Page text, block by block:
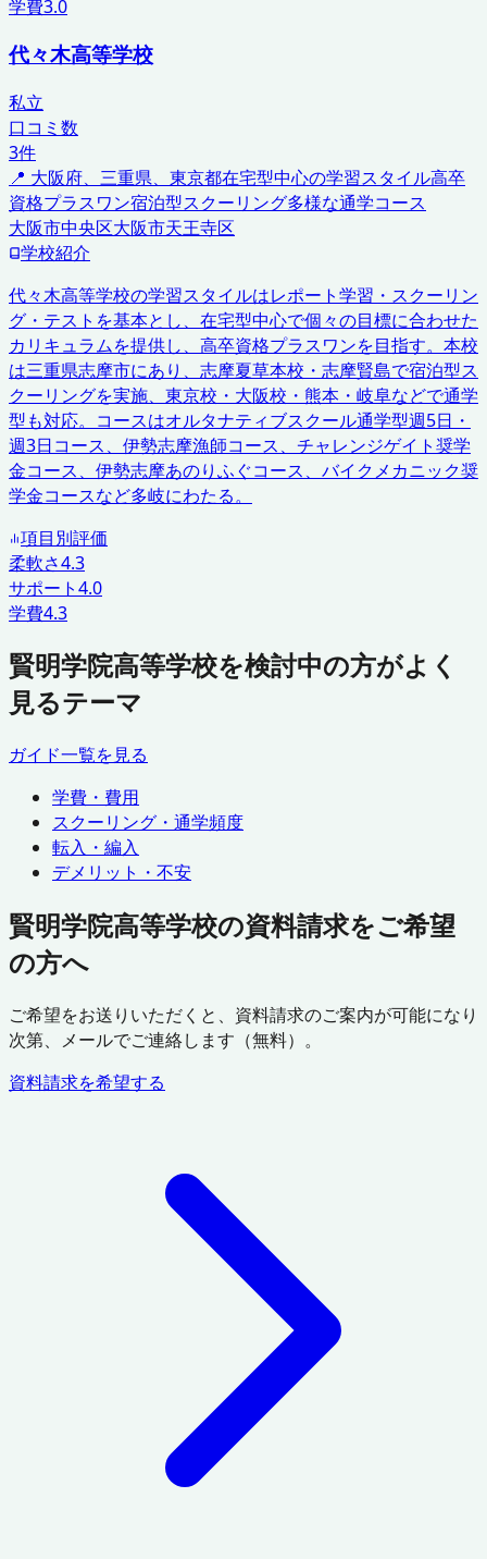
学費3.0
代々木高等学校
私立
口コミ数
3件
📍 大阪府、三重県、東京都在宅型中心の学習スタイル高卒
資格プラスワン宿泊型スクーリング多様な通学コース
大阪市中央区大阪市天王寺区
学校紹介
代々木高等学校の学習スタイルはレポート学習・スクーリン
グ・テストを基本とし、在宅型中心で個々の目標に合わせた
カリキュラムを提供し、高卒資格プラスワンを目指す。本校
は三重県志摩市にあり、志摩夏草本校・志摩賢島で宿泊型ス
クーリングを実施、東京校・大阪校・熊本・岐阜などで通学
型も対応。コースはオルタナティブスクール通学型週5日・
週3日コース、伊勢志摩漁師コース、チャレンジゲイト奨学
金コース、伊勢志摩あのりふぐコース、バイクメカニック奨
学金コースなど多岐にわたる。
項目別評価
柔軟さ4.3
サポート4.0
学費4.3
賢明学院高等学校を検討中の方がよく
見るテーマ
ガイド一覧を見る
学費・費用
スクーリング・通学頻度
転入・編入
デメリット・不安
賢明学院高等学校の資料請求をご希望
の方へ
ご希望をお送りいただくと、資料請求のご案内が可能になり
次第、メールでご連絡します（無料）。
資料請求を希望する